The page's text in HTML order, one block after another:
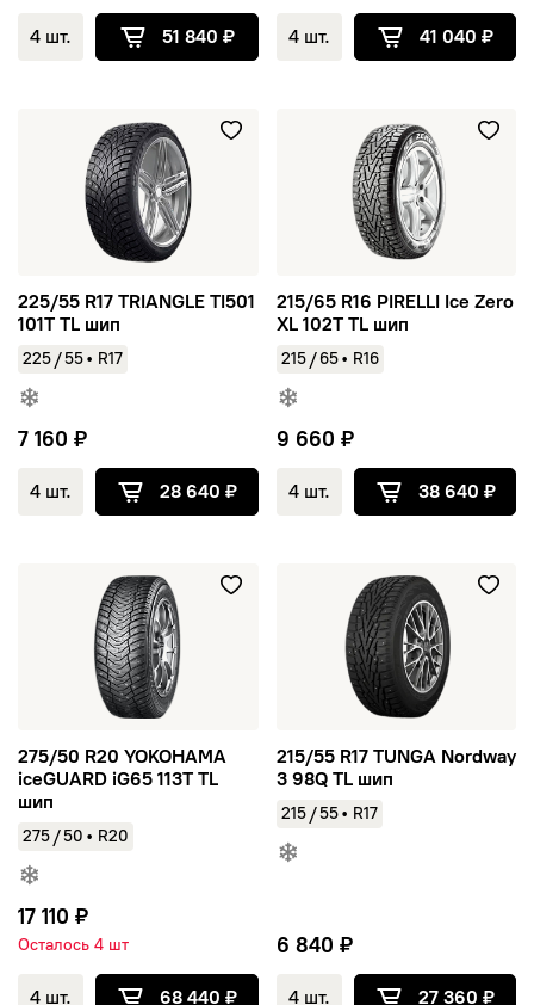
4 шт. 51 840 ₽ 4 шт. 41 040 ₽
225/55 R17 TRIANGLE TI501 101T TL шип
225/55 R17 TRIANGLE TI501
101T TL шип
225/55• R17
7 160 ₽
4 шт. 28 640 ₽
215/65 R16 PIRELLI Ice Zero
215/65 R16 PIRELLI Ice Zero
XL 102T TL шип
215 / 65 • R16
9 660 ₽
4 шт. 38 640 ₽
275/50 R20 YOKOHAMA iceGUARD iG65 113T TL шип
275/50 R20 YOKOHAMA
iceGUARD iG65 113T TL
шип
275/50 • R20
17 110 ₽
Осталось 4 шт
4 шт. 68 440 ₽
215/55 R17 TUNGA Nordway
215/55 R17 TUNGA Nordway
3 98Q TL шип
215 /55 • R17
6 840 ₽
4 шт. 27 360 ₽